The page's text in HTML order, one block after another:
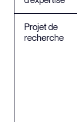
Projet de
recherche